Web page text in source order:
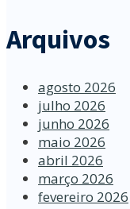
Arquivos
agosto 2026
julho 2026
junho 2026
maio 2026
abril 2026
março 2026
fevereiro 2026